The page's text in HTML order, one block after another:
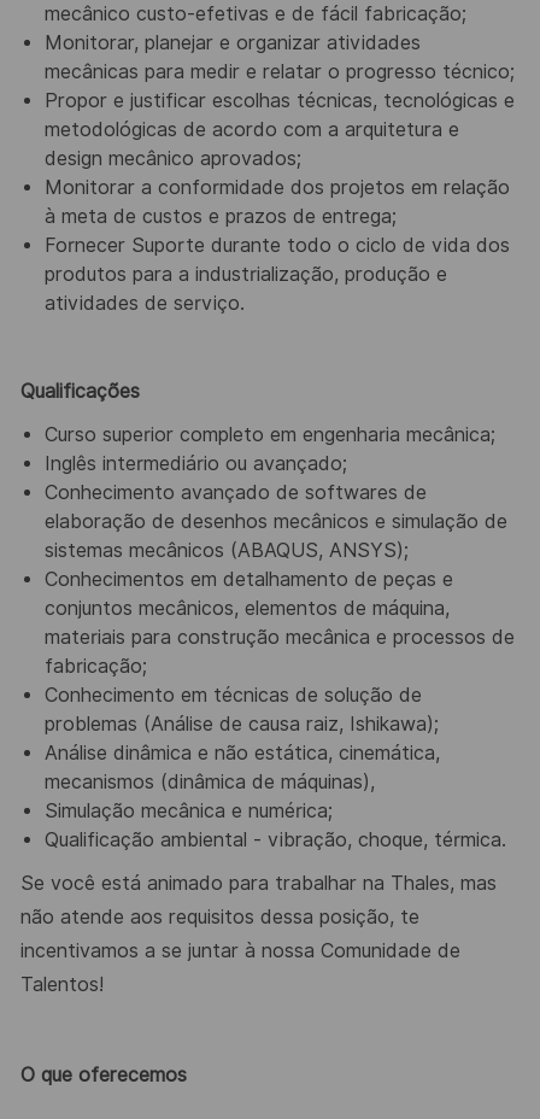
mecânico custo-efetivas e de fácil fabricação;
Monitorar, planejar e organizar atividades
mecânicas para medir e relatar o progresso técnico;
Propor e justificar escolhas técnicas, tecnológicas e
metodológicas de acordo com a arquitetura e
design mecânico aprovados;
Monitorar a conformidade dos projetos em relação
à meta de custos e prazos de entrega;
Fornecer Suporte durante todo o ciclo de vida dos
produtos para a industrialização, produção e
atividades de serviço.
Qualificações
Curso superior completo em engenharia mecânica;
Inglês intermediário ou avançado;
Conhecimento avançado de softwares de
elaboração de desenhos mecânicos e simulação de
sistemas mecânicos (ABAQUS, ANSYS);
Conhecimentos em detalhamento de peças e
conjuntos mecânicos, elementos de máquina,
materiais para construção mecânica e processos de
fabricação;
Conhecimento em técnicas de solução de
problemas (Análise de causa raiz, Ishikawa);
Análise dinâmica e não estática, cinemática,
mecanismos (dinâmica de máquinas),
Simulação mecânica e numérica;
Qualificação ambiental - vibração, choque, térmica.
Se você está animado para trabalhar na Thales, mas
não atende aos requisitos dessa posição, te
incentivamos a se juntar à nossa Comunidade de
Talentos!
O que oferecemos